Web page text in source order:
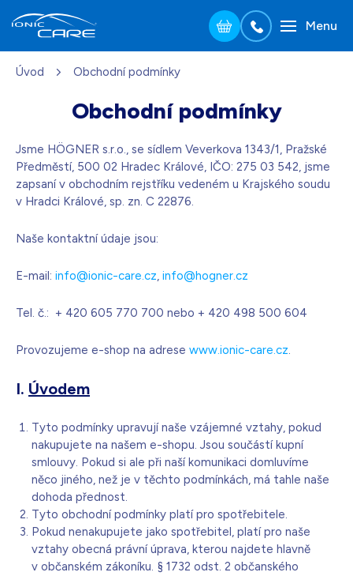
Přejít na hlavní obsah
Menu
Úvod Obchodní podmínky
Obchodní podmínky
Jsme HÖGNER s.r.o., se sídlem Veverkova 1343/1, Pražské
Předměstí, 500 02 Hradec Králové, IČO: 275 03 542, jsme
zapsaní v obchodním rejstříku vedeném u Krajského soudu
v Hradci Králové, sp. zn. C 22876.
Naše kontaktní údaje jsou:
E-mail: info@ionic-care.cz, info@hogner.cz
Tel. č.: + 420 605 770 700 nebo + 420 498 500 604
Provozujeme e-shop na adrese www.ionic-care.cz.
I. Úvodem
Tyto podmínky upravují naše vzájemné vztahy, pokud
nakupujete na našem e-shopu. Jsou součástí kupní
smlouvy. Pokud si ale při naší komunikaci domluvíme
něco jiného, než je v těchto podmínkách, má tahle naše
dohoda přednost.
Tyto obchodní podmínky platí pro spotřebitele.
Pokud nenakupujete jako spotřebitel, platí pro naše
vztahy obecná právní úprava, kterou najdete hlavně
v občanském zákoníku. § 1732 odst. 2 občanského
Dřevo dub 3 990Kč
Skladem - doprava zdarma Dárek pro vás při zadání kódu
Perleťově bílá
Černá 3 690
Bílá s krystaly
Skladem - doprava zdarma